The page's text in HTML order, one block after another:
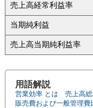
売上高経常利益率
当期純利益
売上高当期純利益率
用語解説
営業効率 とは
売上高
販売費および一般管理費